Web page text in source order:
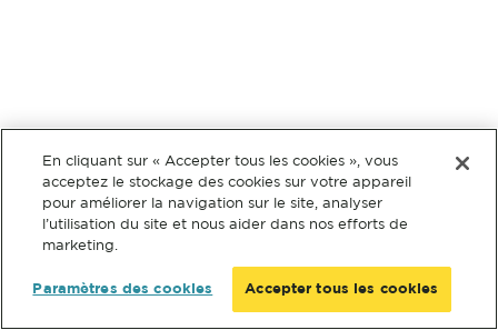
En cliquant sur « Accepter tous les cookies », vous
acceptez le stockage des cookies sur votre appareil
pour améliorer la navigation sur le site, analyser
l’utilisation du site et nous aider dans nos efforts de
marketing.
Paramètres des cookies Accepter tous les cookies